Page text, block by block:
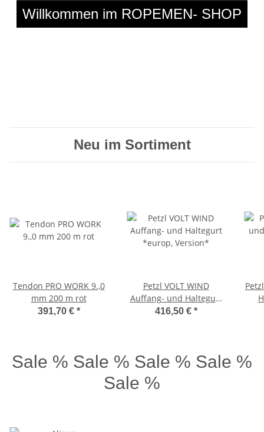
Willkommen im ROPEMEN- SHOP
Neu im Sortiment
Tendon PRO WORK 9.,0
mm 200 m rot
391,70 € *
Petzl VOLT WIND
Auffang- und Haltegurt
*europ, Version*
416,50 € *
Sale % Sale % Sale % Sale %
Sale %